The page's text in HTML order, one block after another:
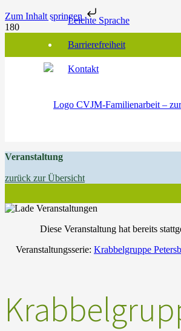
Zum Inhalt springenLeichte Sprache
Barrierefreiheit
Kontakt
Veranstaltung
zurück zur Übersicht
Diese Veranstaltung hat bereits
Veranstaltungsserie: Krabbelgruppe